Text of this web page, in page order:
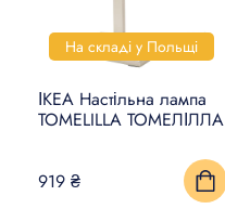
На складі у Польщі
ІКЕА Настільна лампа
TOMELILLA ТОМЕЛІЛЛА
919 ₴